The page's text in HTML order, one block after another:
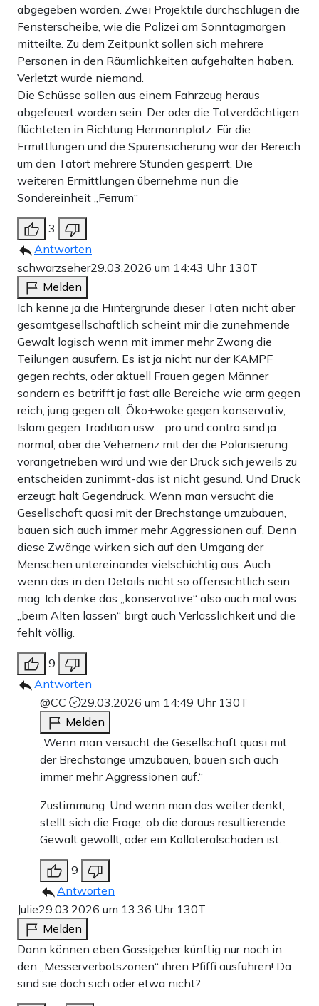
abgegeben worden. Zwei Projektile durchschlugen die
Fensterscheibe, wie die Polizei am Sonntagmorgen
mitteilte. Zu dem Zeitpunkt sollen sich mehrere
Personen in den Räumlichkeiten aufgehalten haben.
Verletzt wurde niemand.
Die Schüsse sollen aus einem Fahrzeug heraus
abgefeuert worden sein. Der oder die Tatverdächtigen
flüchteten in Richtung Hermannplatz. Für die
Ermittlungen und die Spurensicherung war der Bereich
um den Tatort mehrere Stunden gesperrt. Die
weiteren Ermittlungen übernehme nun die
Sondereinheit „Ferrum“
3
Antworten
schwarzseher29.03.2026 um 14:43 Uhr 130T
Melden
Ich kenne ja die Hintergründe dieser Taten nicht aber
gesamtgesellschaftlich scheint mir die zunehmende
Gewalt logisch wenn mit immer mehr Zwang die
Teilungen ausufern. Es ist ja nicht nur der KAMPF
gegen rechts, oder aktuell Frauen gegen Männer
sondern es betrifft ja fast alle Bereiche wie arm gegen
reich, jung gegen alt, Öko+woke gegen konservativ,
Islam gegen Tradition usw… pro und contra sind ja
normal, aber die Vehemenz mit der die Polarisierung
vorangetrieben wird und wie der Druck sich jeweils zu
entscheiden zunimmt-das ist nicht gesund. Und Druck
erzeugt halt Gegendruck. Wenn man versucht die
Gesellschaft quasi mit der Brechstange umzubauen,
bauen sich auch immer mehr Aggressionen auf. Denn
diese Zwänge wirken sich auf den Umgang der
Menschen untereinander vielschichtig aus. Auch
wenn das in den Details nicht so offensichtlich sein
mag. Ich denke das „konservative“ also auch mal was
„beim Alten lassen“ birgt auch Verlässlichkeit und die
fehlt völlig.
9
Antworten
@CC
29.03.2026 um 14:49 Uhr 130T
Melden
„Wenn man versucht die Gesellschaft quasi mit
der Brechstange umzubauen, bauen sich auch
immer mehr Aggressionen auf.“
Zustimmung. Und wenn man das weiter denkt,
stellt sich die Frage, ob die daraus resultierende
Gewalt gewollt, oder ein Kollateralschaden ist.
9
Antworten
Julie29.03.2026 um 13:36 Uhr 130T
Melden
Dann können eben Gassigeher künftig nur noch in
den „Messerverbotszonen“ ihren Pfiffi ausführen! Da
sind sie doch sich oder etwa nicht?